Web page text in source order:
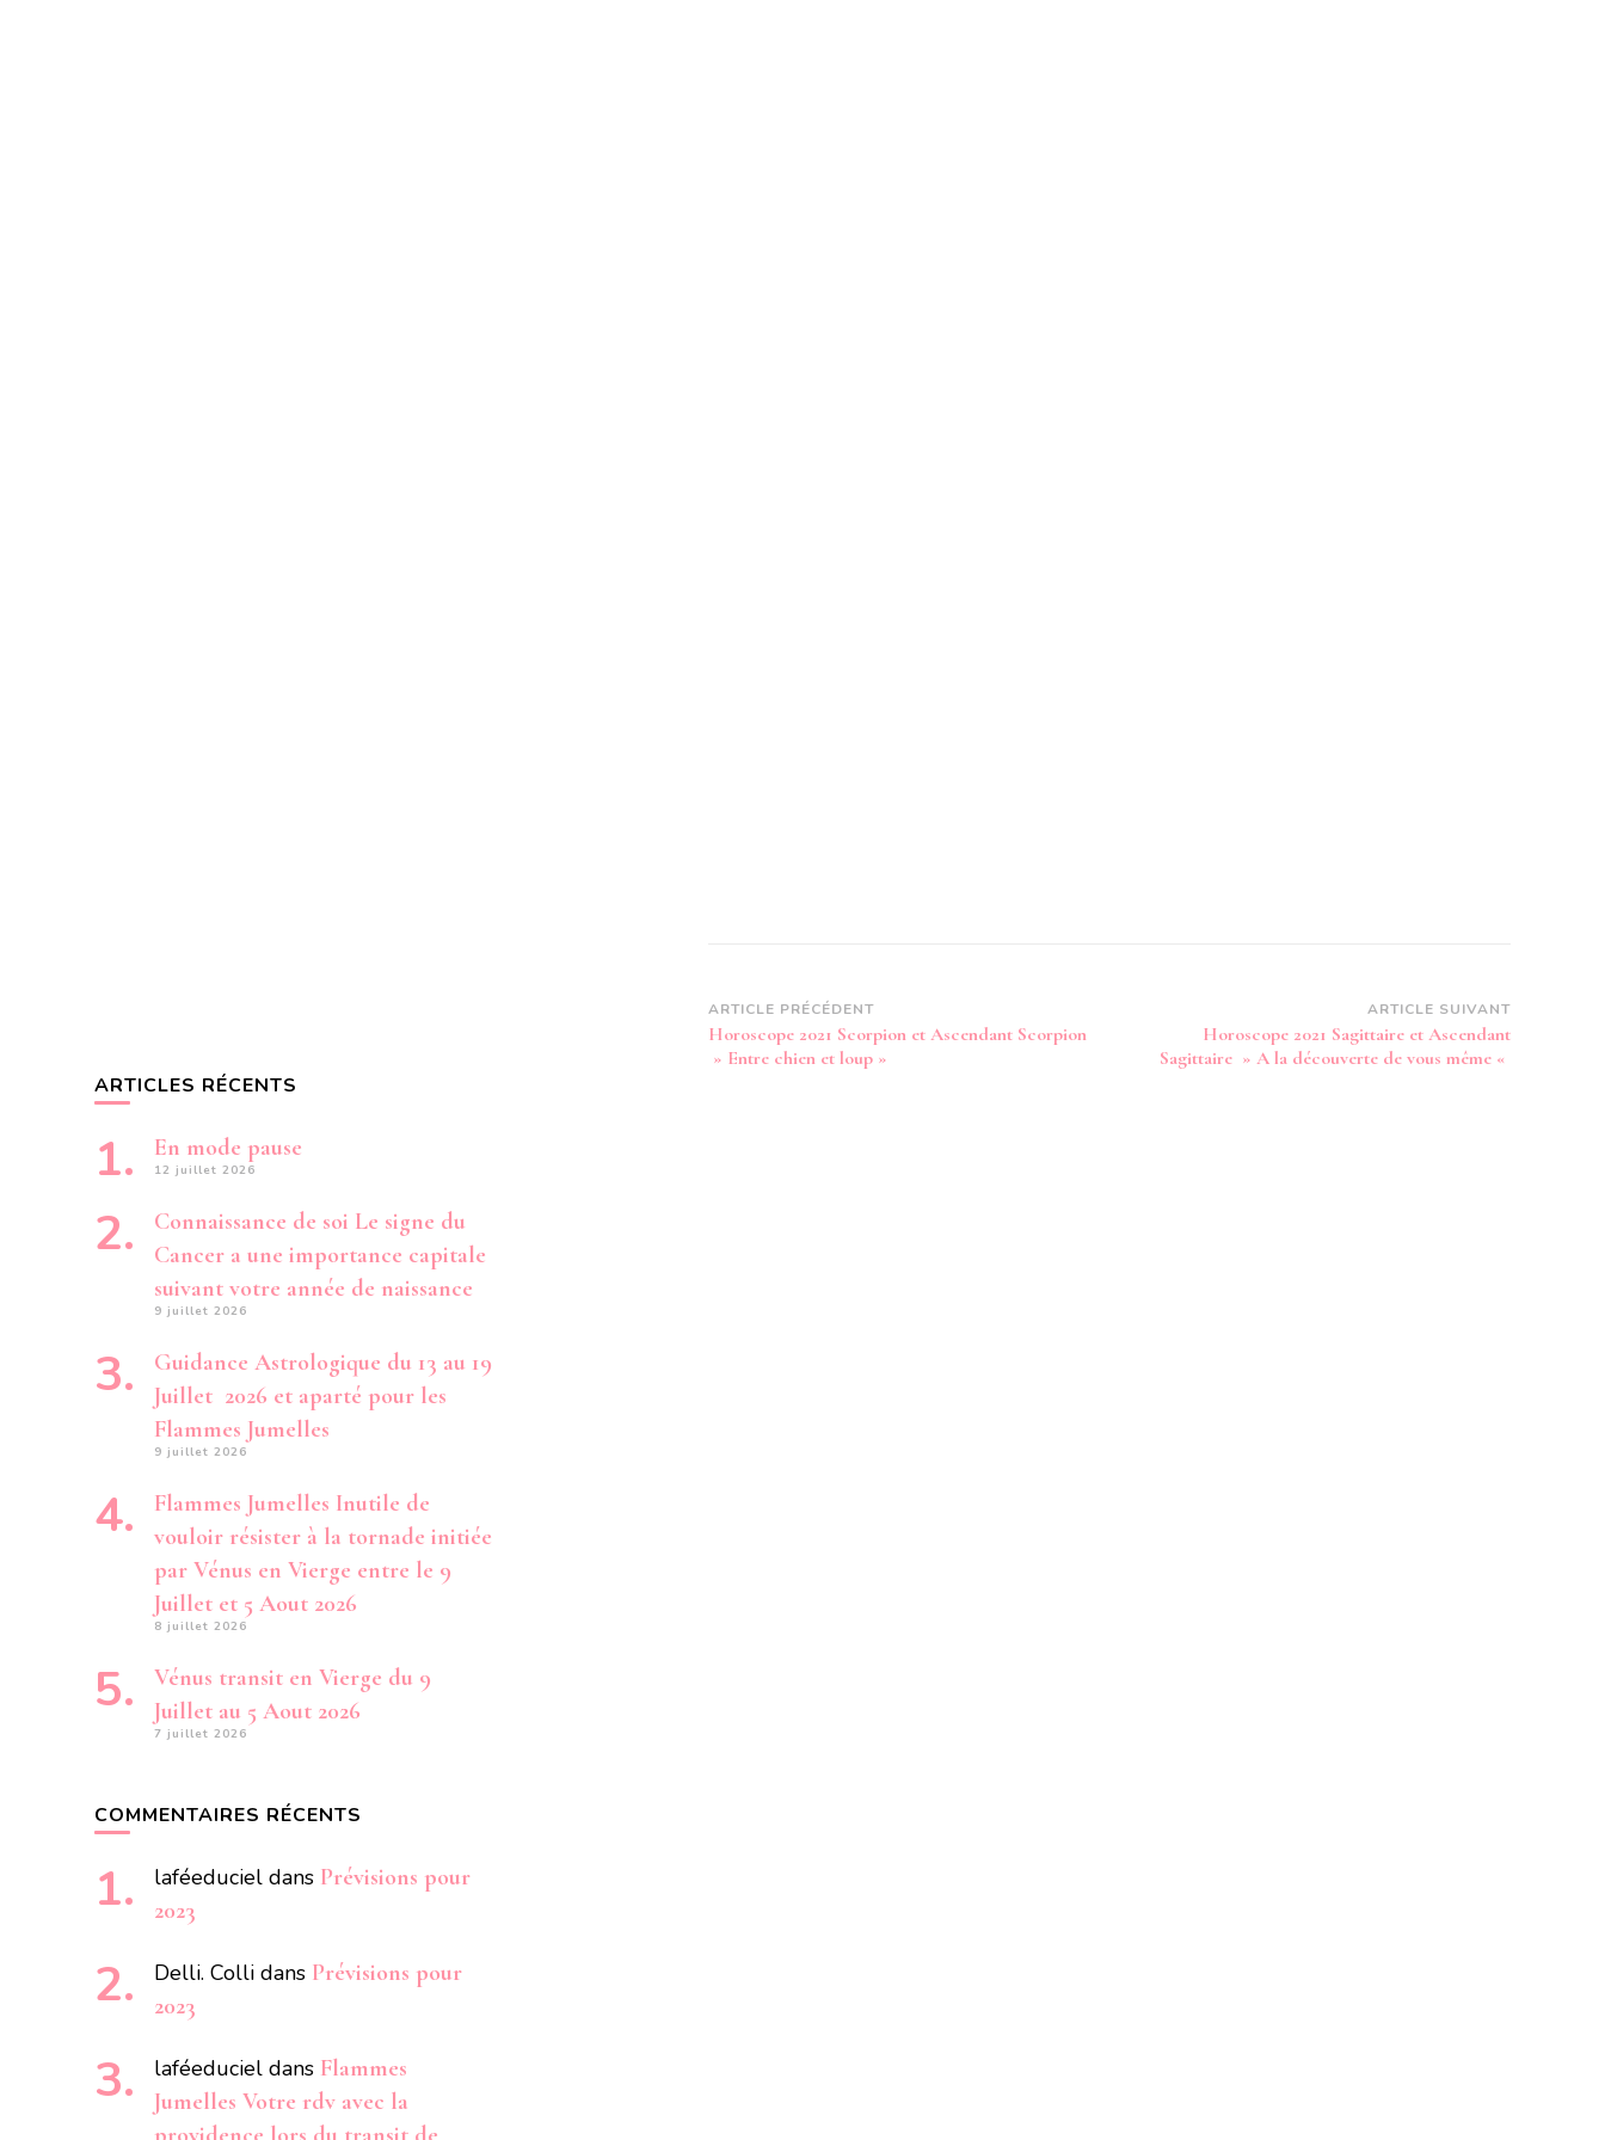
Navigation
d’article
ARTICLE PRÉCÉDENT
Horoscope 2021 Scorpion et Ascendant Scorpion
» Entre chien et loup »
ARTICLE SUIVANT
Horoscope 2021 Sagittaire et Ascendant
Sagittaire » A la découverte de vous même «
ARTICLES RÉCENTS
En mode pause
12 juillet 2026
Connaissance de soi Le signe du
Cancer a une importance capitale
suivant votre année de naissance
9 juillet 2026
Guidance Astrologique du 13 au 19
Juillet 2026 et aparté pour les
Flammes Jumelles
9 juillet 2026
Flammes Jumelles Inutile de
vouloir résister à la tornade initiée
par Vénus en Vierge entre le 9
Juillet et 5 Aout 2026
8 juillet 2026
Vénus transit en Vierge du 9
Juillet au 5 Aout 2026
7 juillet 2026
COMMENTAIRES RÉCENTS
laféeduciel dans Prévisions pour
2023
Delli. Colli dans Prévisions pour
2023
laféeduciel dans Flammes
Jumelles Votre rdv avec la